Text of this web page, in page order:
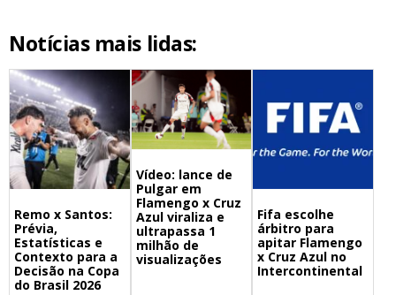
Notícias mais lidas:
Remo x Santos:
Prévia,
Estatísticas e
Contexto para a
Decisão na Copa
do Brasil 2026
Vídeo: lance de
Pulgar em
Flamengo x Cruz
Azul viraliza e
ultrapassa 1
milhão de
visualizações
Fifa escolhe
árbitro para
apitar Flamengo
x Cruz Azul no
Intercontinental